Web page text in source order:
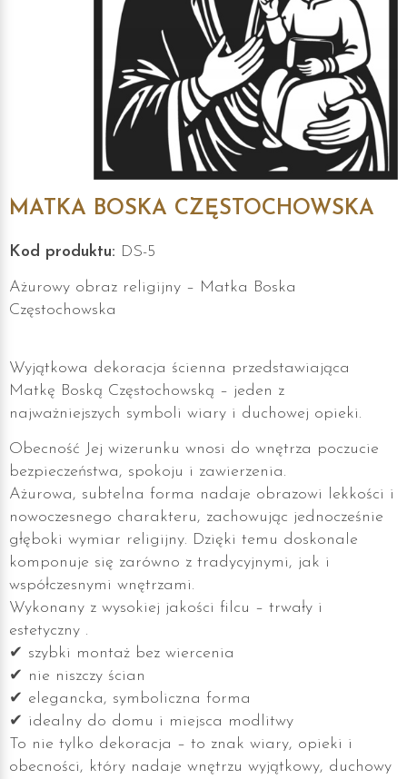
MATKA BOSKA CZĘSTOCHOWSKA
Kod produktu: DS-5
Ażurowy obraz religijny – Matka Boska
Częstochowska
Wyjątkowa dekoracja ścienna przedstawiająca
Matkę Boską Częstochowską – jeden z
najważniejszych symboli wiary i duchowej opieki.
Obecność Jej wizerunku wnosi do wnętrza poczucie
bezpieczeństwa, spokoju i zawierzenia.
Ażurowa, subtelna forma nadaje obrazowi lekkości i
nowoczesnego charakteru, zachowując jednocześnie
głęboki wymiar religijny. Dzięki temu doskonale
komponuje się zarówno z tradycyjnymi, jak i
współczesnymi wnętrzami.
Wykonany z wysokiej jakości filcu – trwały i
estetyczny .
✔ szybki montaż bez wiercenia
✔ nie niszczy ścian
✔ elegancka, symboliczna forma
✔ idealny do domu i miejsca modlitwy
To nie tylko dekoracja – to znak wiary, opieki i
obecności, który nadaje wnętrzu wyjątkowy, duchowy